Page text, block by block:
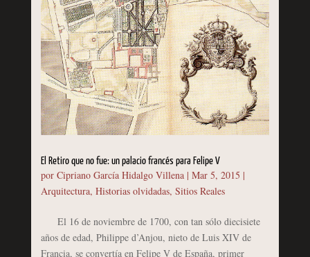
El Retiro que no fue: un palacio francés para Felipe V
por Cipriano García Hidalgo Villena| Mar 5, 2015 |
Arquitectura, Historias olvidadas, Sitios Reales
El 16 de noviembre de 1700, con tan sólo diecisiete
años de edad, Philippe d’Anjou, nieto de Luis XIV de
Francia, se convertía en Felipe V de España, primer